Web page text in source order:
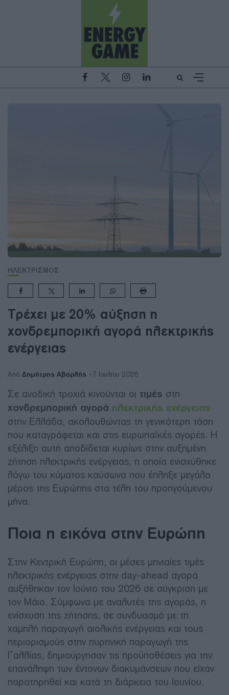
ΗΛΕΚΤΡΙΣΜΟΣ
Τρέχει με 20% αύξηση η
χονδρεμπορική αγορά ηλεκτρικής
ενέργειας
Από Δημήτρης Αβαρλής 7 Ιουλίου 2026
Σε ανοδική τροχιά κινούνται οι τιμές στη
χονδρεμπορική αγορά ηλεκτρικής ενέργειας
στην Ελλάδα, ακολουθώντας τη γενικότερη τάση
που καταγράφεται και στις ευρωπαϊκές αγορές. Η
εξέλιξη αυτή αποδίδεται κυρίως στην αυξημένη
ζήτηση ηλεκτρικής ενέργειας, η οποία ενισχύθηκε
λόγω του κύματος καύσωνα που έπληξε μεγάλο
μέρος της Ευρώπης στα τέλη του προηγούμενου
μήνα.
Ποια η εικόνα στην Ευρώπη
Στην Κεντρική Ευρώπη, οι μέσες μηνιαίες τιμές
ηλεκτρικής ενέργειας στην day-ahead αγορά
αυξήθηκαν τον Ιούνιο του 2026 σε σύγκριση με
τον Μάιο. Σύμφωνα με αναλυτές της αγοράς, η
ενίσχυση της ζήτησης, σε συνδυασμό με τη
χαμηλή παραγωγή αιολικής ενέργειας και τους
περιορισμούς στην πυρηνική παραγωγή της
Γαλλίας, δημιούργησαν τις προϋποθέσεις για την
επανάληψη των έντονων διακυμάνσεων που είχαν
παρατηρηθεί και κατά τη διάρκεια του Ιουνίου.